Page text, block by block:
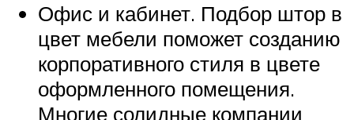
Офис и кабинет. Подбор штор в
цвет мебели поможет созданию
корпоративного стиля в цвете
оформленного помещения.
Многие солидные компании